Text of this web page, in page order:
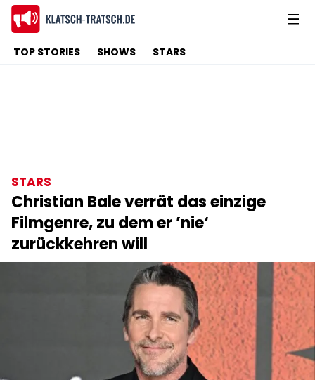
TOP STORIES SHOWS STARS
STARS
Christian Bale verrät das einzige
Filmgenre, zu dem er ’nie‘
zurückkehren will